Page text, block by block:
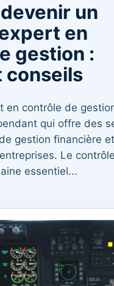
un
en
gestion :
conseils
en contrôle de
qui offre des
gestion financière et
Le
essentiel...